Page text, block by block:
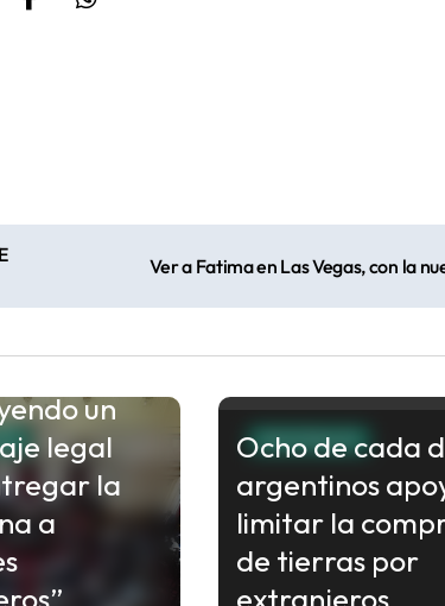
Ver a Fatima en Las Vegas, con la
la Rosa:
un
legal
la
a
NACIONALES
Ocho de cada
argentinos
limitar la
de tierras por